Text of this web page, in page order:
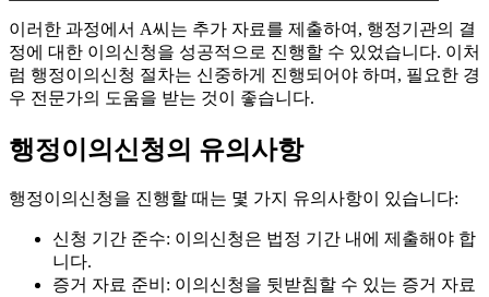
이러한 과정에서 A씨는 추가 자료를 제출하여, 행정기관의 결
정에 대한 이의신청을 성공적으로 진행할 수 있었습니다. 이처
럼 행정이의신청 절차는 신중하게 진행되어야 하며, 필요한 경
우 전문가의 도움을 받는 것이 좋습니다.
행정이의신청의 유의사항
행정이의신청을 진행할 때는 몇 가지 유의사항이 있습니다:
신청 기간 준수: 이의신청은 법정 기간 내에 제출해야 합
니다.
증거 자료 준비: 이의신청을 뒷받침할 수 있는 증거 자료